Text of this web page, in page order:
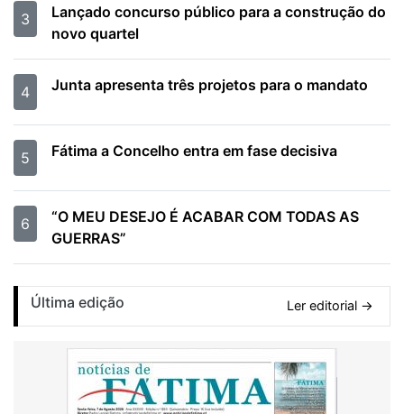
3
Lançado concurso público para a construção do
novo quartel
4 Junta apresenta três projetos para o mandato
5 Fátima a Concelho entra em fase decisiva
6
“O MEU DESEJO É ACABAR COM TODAS AS
GUERRAS”
Última edição Ler editorial →